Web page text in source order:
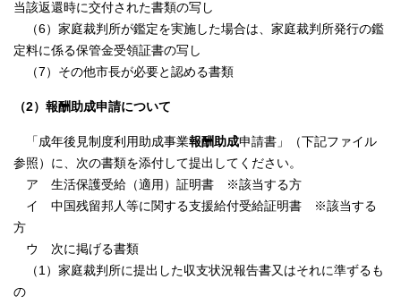
当該返還時に交付された書類の写し
（6）家庭裁判所が鑑定を実施した場合は、家庭裁判所発行の鑑
定料に係る保管金受領証書の写し
（7）その他市長が必要と認める書類
（2）報酬助成申請について
「成年後見制度利用助成事業報酬助成申請書」（下記ファイル
参照）に、次の書類を添付して提出してください。
ア 生活保護受給（適用）証明書 ※該当する方
イ 中国残留邦人等に関する支援給付受給証明書 ※該当する
方
ウ 次に掲げる書類
（1）家庭裁判所に提出した収支状況報告書又はそれに準ずるも
の